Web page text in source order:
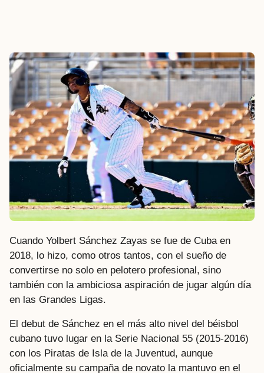
Cuando Yolbert Sánchez Zayas se fue de Cuba en
2018, lo hizo, como otros tantos, con el sueño de
convertirse no solo en pelotero profesional, sino
también con la ambiciosa aspiración de jugar algún día
en las Grandes Ligas.
El debut de Sánchez en el más alto nivel del béisbol
cubano tuvo lugar en la Serie Nacional 55 (2015-2016)
con los Piratas de Isla de la Juventud, aunque
oficialmente su campaña de novato la mantuvo en el